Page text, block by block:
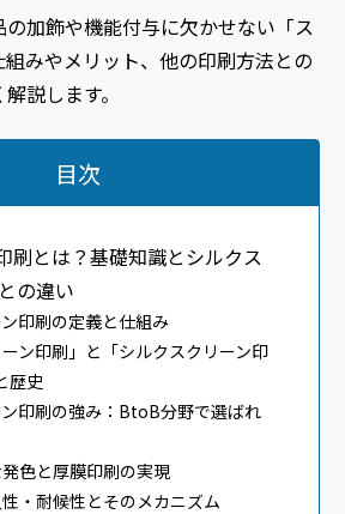
加飾や機能付与に欠かせない「ス
みやメリット、他の印刷方法との
説します。
目次
刷とは？基礎知識とシルクス
の違い
印刷の定義と仕組み
ーン印刷」と「シルクスクリーン印
歴史
印刷の強み：BtoB分野で選ばれ
色と厚膜印刷の実現
・耐候性とそのメカニズム